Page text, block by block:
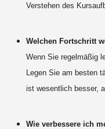
Verstehen des
Welchen Fortschritt
Wenn Sie regelmäßig
Legen Sie am besten
ist wesentlich besser,
Wie verbessere ich